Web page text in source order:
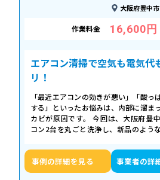
大阪府豊中市
作業料金 16,600円
エアコン清掃で空気も電気代
リ！
「最近エアコンの効きが悪い」「酸っ
する」といったお悩みは、内部に溜ま
カビが原因です。 今回は、大阪府豊
コン2台を丸ごと洗浄し、新品のよう
事例の詳細を見る 事業者の詳